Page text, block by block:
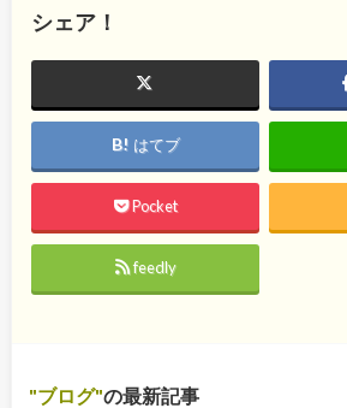
シェア！
はてブ
Pocket
feedly
ブログ の最新記事